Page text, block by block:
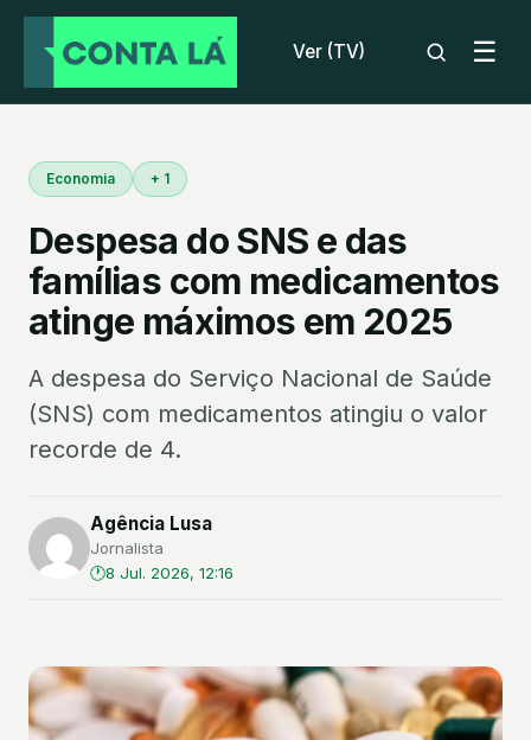
Ver (TV) ☰
Economia + 1
Despesa do SNS e das
famílias com medicamentos
atinge máximos em 2025
A despesa do Serviço Nacional de Saúde
(SNS) com medicamentos atingiu o valor
recorde de 4.
Agência Lusa
Jornalista
8 Jul. 2026, 12:16